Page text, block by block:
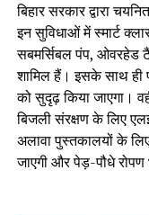
बिहार सरकार द्वारा
इन सुविधाओं में स्मार्ट
सबमर्सिबल पंप, ओवरहेड
शामिल हैं। इसके साथ ही
को सुदृढ़ किया जाएगा।
बिजली संरक्षण के लिए
अलावा पुस्तकालयों के
जाएगी और पेड़-पौधे रोपण